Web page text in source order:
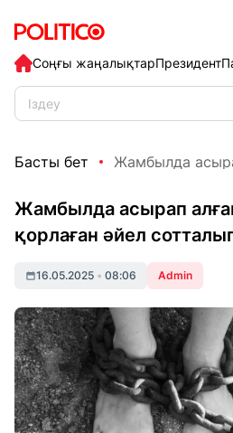
Соңғы жаңалықтарПрезидент
Басты бет Жамбылда
Жамбылда асырап
қорлаған әйел
16.05.2025 • 08:06 Admin